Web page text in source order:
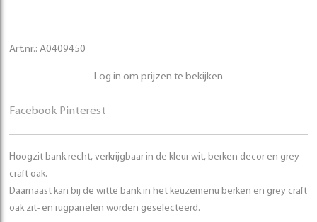
Art.nr.: A0409450
Log in om prijzen te bekijken
Facebook Pinterest
Hoogzit bank recht, verkrijgbaar in de kleur wit, berken decor en grey
craft oak.
Daarnaast kan bij de witte bank in het keuzemenu berken en grey craft
oak zit- en rugpanelen worden geselecteerd.